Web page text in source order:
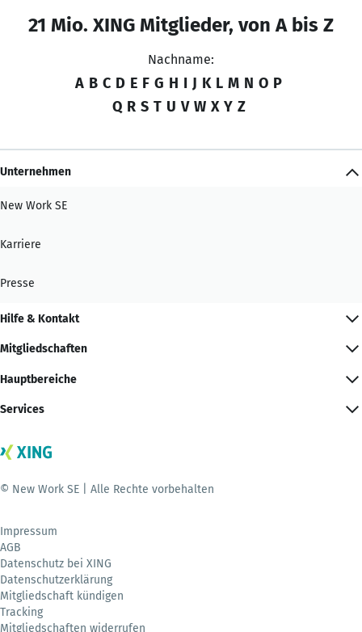
21 Mio. XING Mitglieder, von A bis Z
Nachname:
A B C D E F G H I J K L M N O P
Q R S T U V W X Y Z
Unternehmen
New Work SE
Karriere
Presse
Hilfe & Kontakt
Mitgliedschaften
Hauptbereiche
Services
© New Work SE | Alle Rechte vorbehalten
Impressum
AGB
Datenschutz bei XING
Datenschutzerklärung
Mitgliedschaft kündigen
Tracking
Mitgliedschaften widerrufen